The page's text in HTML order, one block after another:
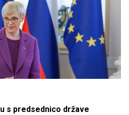
s predsednico države